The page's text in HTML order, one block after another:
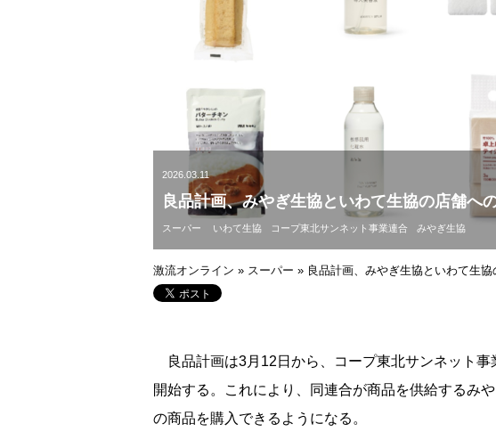
2026.03.11
良品計画、みやぎ生協といわて生協の店舗へ
スーパー いわて生協 コープ東北サンネット事業連合 みやぎ生協
激流オンライン » スーパー » 良品計画、みやぎ生協といわて生
良品計画は3月12日から、コープ東北サンネット事
開始する。これにより、同連合が商品を供給するみ
の商品を購入できるようになる。